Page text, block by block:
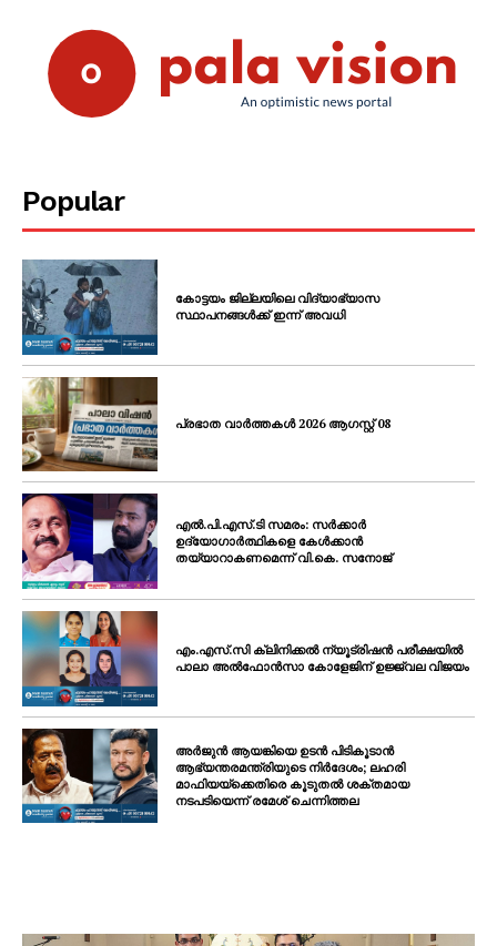
Popular
കോട്ടയം ജില്ലയിലെ വിദ്യാഭ്യാസ
സ്ഥാപനങ്ങൾക്ക് ഇന്ന് അവധി
പ്രഭാത വാർത്തകൾ 2026 ആഗസ്റ്റ് 08
എൽ.പി.എസ്.ടി സമരം: സർക്കാർ
ഉദ്യോഗാർത്ഥികളെ കേൾക്കാൻ
തയ്യാറാകണമെന്ന് വി.കെ. സനോജ്
എം.എസ്.സി ക്ലിനിക്കൽ ന്യൂട്രിഷൻ പരീക്ഷയിൽ
പാലാ അൽഫോൻസാ കോളേജിന് ഉജ്ജ്വല വിജയം
അർജുൻ ആയങ്കിയെ ഉടൻ പിടികൂടാൻ
ആഭ്യന്തരമന്ത്രിയുടെ നിർദേശം; ലഹരി
മാഫിയയ്ക്കെതിരെ കൂടുതൽ ശക്തമായ
നടപടിയെന്ന് രമേശ് ചെന്നിത്തല